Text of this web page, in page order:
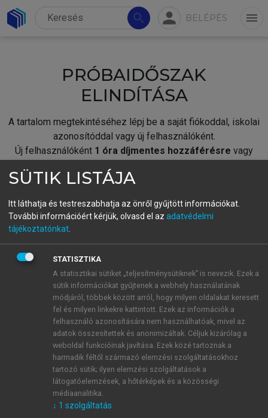
search person BELÉPÉS menu
PRÓBAIDŐSZAK
ELINDÍTÁSA
A tartalom megtekintéséhez lépj be a saját fiókoddal, iskolai
azonosítóddal vagy új felhasználóként.
Új felhasználóként 1 óra díjmentes hozzáférésre vagy
fiókoddal,vagy hozz létre új fiókot.
A regisztráció után apróbaidőszakautomatikusan
BELÉPÉS SAJÁT FIÓKKAL
ÚJ FIÓK LÉTREHOZÁSA
1 óra díjmentes hozzáférés
E-MAIL-CÍM
SÜTIK LISTÁJA
Itt láthatja és testreszabhatja az önről gyűjtött információkat.
További információért kérjük, olvasd el az adatvédelmi
tájékoztatónkat
STATISZTIKA
A statisztikai sütiket „teljesítménysütiknek” is nevezik. Ezek a
sütik információkat gyűjtenek a webhely használatának
módjáról, többek között arról, hogy milyen oldalakat keresett
fel és milyen linkekre kattintott. Ezek az információk a
felhasználó azonosítására nem használhatóak, mivel az
adatok összesítettek és anonimizáltak. Céljuk kizárólag a
weboldal funkcióinak javítása. Ezek közé tartoznak a
harmadik féltől származó elemzési szolgáltatásokhoz
tartozó sütik; ilyen elemzési szolgáltatások a
látogatóelemzések, a hőtérképek és a közösségi
médiaanalitika.
↓ 1 szolgáltatás